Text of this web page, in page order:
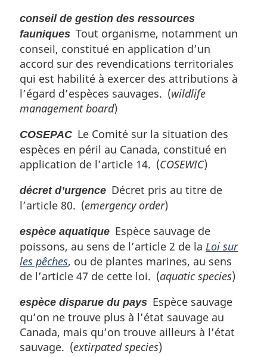
conseil de gestion des ressources
fauniques Tout organisme, notamment un
conseil, constitué en application d’un
accord sur des revendications territoriales
qui est habilité à exercer des attributions à
l’égard d’espèces sauvages. (wildlife
management board)
COSEPAC Le Comité sur la situation des
espèces en péril au Canada, constitué en
application de l’article 14. (COSEWIC)
décret d’urgence Décret pris au titre de
l’article 80. (emergency order)
espèce aquatique Espèce sauvage de
poissons, au sens de l’article 2 de la Loi sur
les pêches, ou de plantes marines, au sens
de l’article 47 de cette loi. (aquatic species)
espèce disparue du pays Espèce sauvage
qu’on ne trouve plus à l’état sauvage au
Canada, mais qu’on trouve ailleurs à l’état
sauvage. (extirpated species)